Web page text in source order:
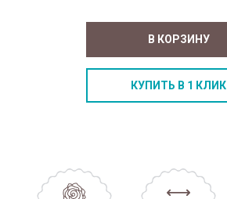
В КОРЗИНУ
КУПИТЬ В 1 КЛИК